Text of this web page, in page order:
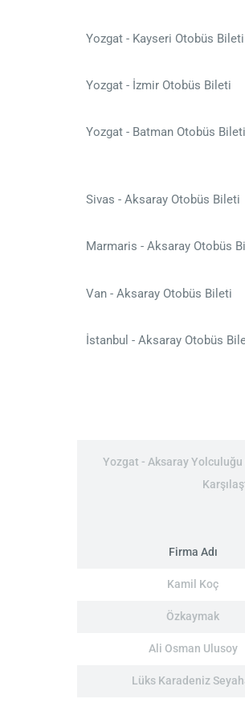
Yozgat - Kayseri Otobüs Bileti
Yozgat - İzmir Otobüs Bileti
Yozgat - Batman Otobüs Bileti
Sivas - Aksaray Otobüs Bileti
Marmaris - Aksaray Otobüs
Van - Aksaray Otobüs Bileti
İstanbul - Aksaray Otobüs
Yozgat - Aksaray Yolculuğu
Firma Adı
Kamil Koç
Özkaymak
Ali Osman Ulusoy
Lüks Karadeniz